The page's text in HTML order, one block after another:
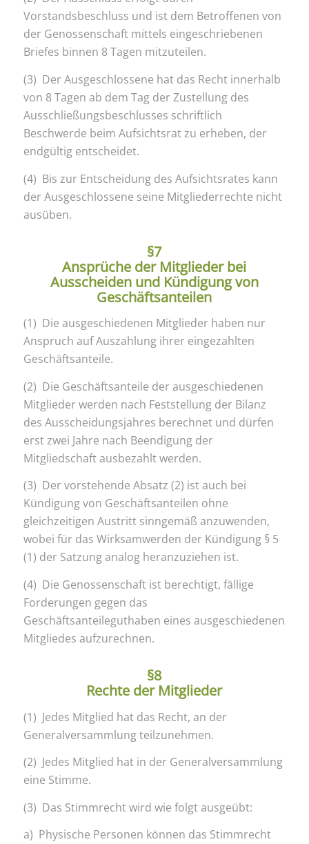
Vorstandsbeschluss und ist dem Betroffenen von
der Genossenschaft mittels eingeschriebenen
Briefes binnen 8 Tagen mitzuteilen.
(3) Der Ausgeschlossene hat das Recht innerhalb
von 8 Tagen ab dem Tag der Zustellung des
Ausschließungsbeschlusses schriftlich
Beschwerde beim Aufsichtsrat zu erheben, der
endgültig entscheidet.
(4) Bis zur Entscheidung des Aufsichtsrates kann
der Ausgeschlossene seine Mitgliederrechte nicht
ausüben.
§7
Ansprüche der Mitglieder bei
Ausscheiden und Kündigung von
Geschäftsanteilen
(1) Die ausgeschiedenen Mitglieder haben nur
Anspruch auf Auszahlung ihrer eingezahlten
Geschäftsanteile.
(2) Die Geschäftsanteile der ausgeschiedenen
Mitglieder werden nach Feststellung der Bilanz
des Ausscheidungsjahres berechnet und dürfen
erst zwei Jahre nach Beendigung der
Mitgliedschaft ausbezahlt werden.
(3) Der vorstehende Absatz (2) ist auch bei
Kündigung von Geschäftsanteilen ohne
gleichzeitigen Austritt sinngemäß anzuwenden,
wobei für das Wirksamwerden der Kündigung § 5
(1) der Satzung analog heranzuziehen ist.
(4) Die Genossenschaft ist berechtigt, fällige
Forderungen gegen das
Geschäftsanteileguthaben eines ausgeschiedenen
Mitgliedes aufzurechnen.
§8
Rechte der Mitglieder
(1) Jedes Mitglied hat das Recht, an der
Generalversammlung teilzunehmen.
(2) Jedes Mitglied hat in der Generalversammlung
eine Stimme.
(3) Das Stimmrecht wird wie folgt ausgeübt:
a) Physische Personen können das Stimmrecht